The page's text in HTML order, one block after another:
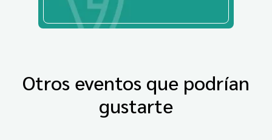
Otros eventos que podrían
gustarte